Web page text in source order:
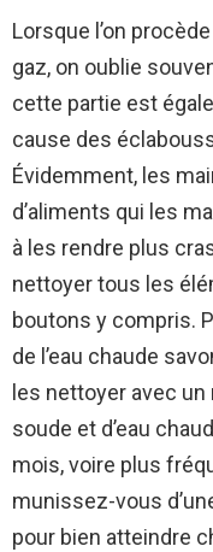
Lorsque l’on
gaz, on oublie
cette partie est
cause des
Évidemment, les
d’aliments qui les
à les rendre plus
nettoyer tous les
boutons y compris.
de l’eau chaude
les nettoyer avec
soude et d’eau
mois, voire plus
munissez-vous
pour bien atteindre